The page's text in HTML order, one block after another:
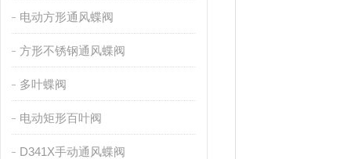
电动方形通风蝶阀
方形不锈钢通风蝶阀
多叶蝶阀
电动矩形百叶阀
D341X手动通风蝶阀